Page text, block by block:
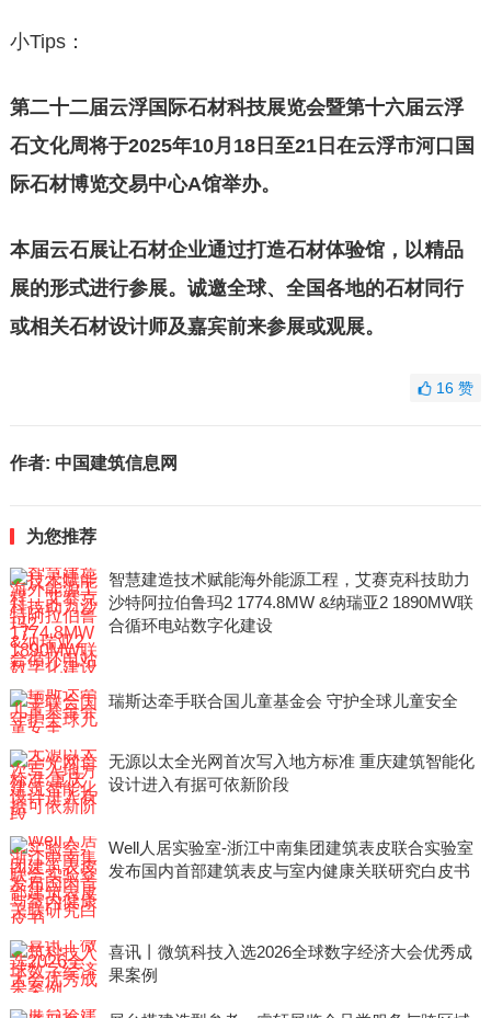
小Tips：
第二十二届云浮国际石材科技展览会暨第十六届云浮
石文化周将于2025年10月18日至21日在云浮市河口国
际石材博览交易中心A馆举办。
本届云石展让石材企业通过打造石材体验馆，以精品
展的形式进行参展。诚邀全球、全国各地的石材同行
或相关石材设计师及嘉宾前来参展或观展。
16赞
作者: 中国建筑信息网
为您推荐
智慧建造技术赋能海外能源工程，艾赛克科技助力
沙特阿拉伯鲁玛2 1774.8MW &纳瑞亚2 1890MW联
合循环电站数字化建设
瑞斯达牵手联合国儿童基金会 守护全球儿童安全
无源以太全光网首次写入地方标准 重庆建筑智能化
设计进入有据可依新阶段
Well人居实验室-浙江中南集团建筑表皮联合实验室
发布国内首部建筑表皮与室内健康关联研究白皮书
喜讯丨微筑科技入选2026全球数字经济大会优秀成
果案例